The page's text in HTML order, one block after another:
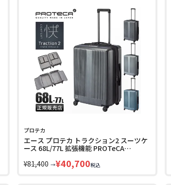
プロテカ
エース プロテカ トラクション2 スーツケ
ース 68L/77L 拡張機能 PROTeCA
¥81,400 →¥40,700税込